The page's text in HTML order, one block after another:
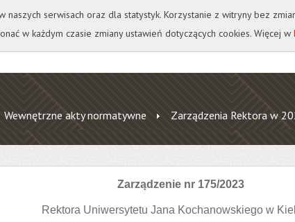
Wirtualna Uczelnia A A A A
Wewnętrzne akty normatywne
Zarządzenia Rektora w
Zarządzenie nr 175/2023
Rektora Uniwersytetu Jana Kochanowskiego w
serwisach oraz dla statystyk. Korzystanie z witryny bez
w każdym czasie zmiany ustawień dotyczących cookies. Więcej w